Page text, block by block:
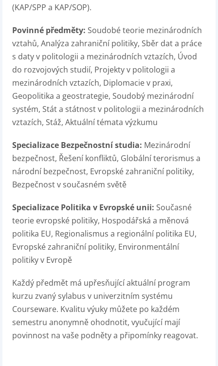
(KAP/SPP a KAP/SOP).
Povinné předměty: Soudobé teorie mezinárodních
vztahů, Analýza zahraniční politiky, Sběr dat a práce
s daty v politologii a mezinárodních vztazích, Úvod
do rozvojových studií, Projekty v politologii a
mezinárodních vztazích, Diplomacie v praxi,
Geopolitika a geostrategie, Soudobý mezinárodní
systém, Stát a státnost v politologii a mezinárodních
vztazích, Stáž, Aktuální témata výzkumu
Specializace Bezpečnostní studia: Mezinárodní
bezpečnost, Řešení konfliktů, Globální terorismus a
národní bezpečnost, Evropské zahraniční politiky,
Bezpečnost v současném světě
Specializace Politika v Evropské unii: Současné
teorie evropské politiky, Hospodářská a měnová
politika EU, Regionalismus a regionální politika EU,
Evropské zahraniční politiky, Environmentální
politiky v Evropě
Každý předmět má upřesňující aktuální program
kurzu zvaný sylabus v univerzitním systému
Courseware. Kvalitu výuky můžete po každém
semestru anonymně ohodnotit, vyučující mají
povinnost na vaše podněty a připomínky reagovat.